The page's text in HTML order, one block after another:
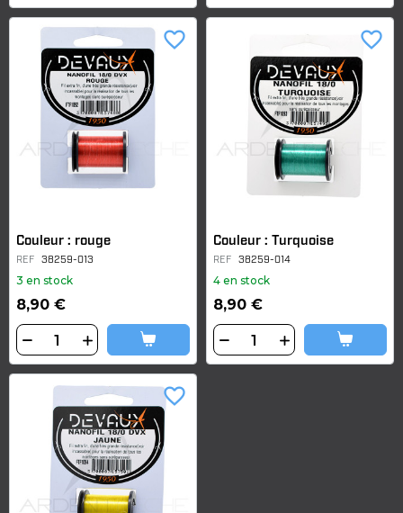
Couleur : rouge
REF 38259-013
3 en stock
8,90 €
favorite_border
Couleur : Turquoise
REF 38259-014
4 en stock
8,90 €
favorite_border
favorite_border